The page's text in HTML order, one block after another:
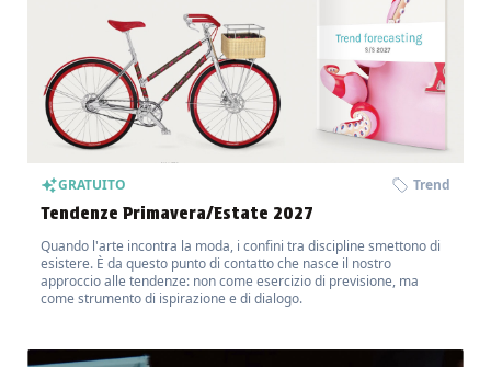
GRATUITO Trend
Tendenze Primavera/Estate 2027
Quando l'arte incontra la moda, i confini tra discipline smettono di
esistere. È da questo punto di contatto che nasce il nostro
approccio alle tendenze: non come esercizio di previsione, ma
come strumento di ispirazione e di dialogo.